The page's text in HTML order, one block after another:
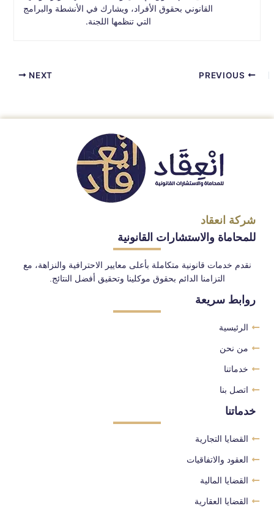
القانوني بحقوق الأفراد، ويشارك في الأنشطة والبرامج
التي تنظمها اللجنة.
NEXT
شركة انعقاد
للمحاماة والاستشارات القانونية
نقدم خدمات قانونية متكاملة بأعلى معايير الاحترافية والنزاهة، مع
التزامنا الدائم بحقوق موكلينا وتحقيق أفضل النتائج.
روابط سريعة
الرئيسية
من نحن
خدماتنا
اتصل بنا
خدماتنا
القضايا التجارية
العقود والاتفاقيات
القضايا المالية
القضايا العقارية